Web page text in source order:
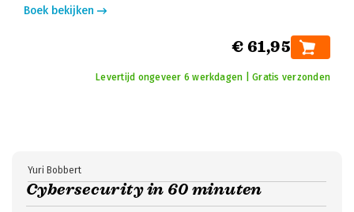
Boek bekijken
€ 61,95
Levertijd ongeveer 6 werkdagen | Gratis verzonden
Cybersecurity in 60 minuten
Yuri Bobbert